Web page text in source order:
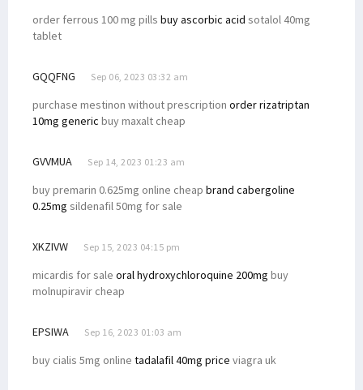
order ferrous 100 mg pills buy ascorbic acid sotalol 40mg
tablet
GQQFNG Sep 06, 2023 03:32 am
purchase mestinon without prescription order rizatriptan
10mg generic buy maxalt cheap
GVVMUA Sep 14, 2023 01:23 am
buy premarin 0.625mg online cheap brand cabergoline
0.25mg sildenafil 50mg for sale
XKZIVW Sep 15, 2023 04:15 pm
micardis for sale oral hydroxychloroquine 200mg buy
molnupiravir cheap
EPSIWA Sep 16, 2023 01:03 am
buy cialis 5mg online tadalafil 40mg price viagra uk